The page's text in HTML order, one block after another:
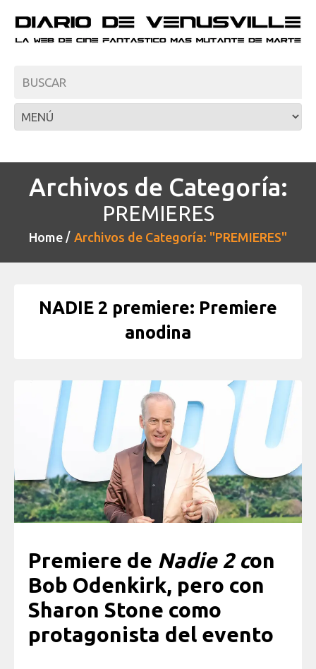
Archivos de Categoría:
PREMIERES
Home Archivos de Categoría: "PREMIERES"
NADIE 2 premiere: Premiere
anodina
Premiere de Nadie 2 con
Bob Odenkirk, pero con
Sharon Stone como
protagonista del evento